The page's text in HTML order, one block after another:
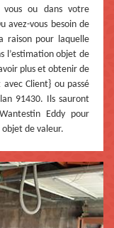
vous ou dans votre
avez-vous besoin de
raison pour laquelle
l’estimation objet de
plus et obtenir de
Client} ou passé
91430. Ils sauront
Eddy pour
de valeur.